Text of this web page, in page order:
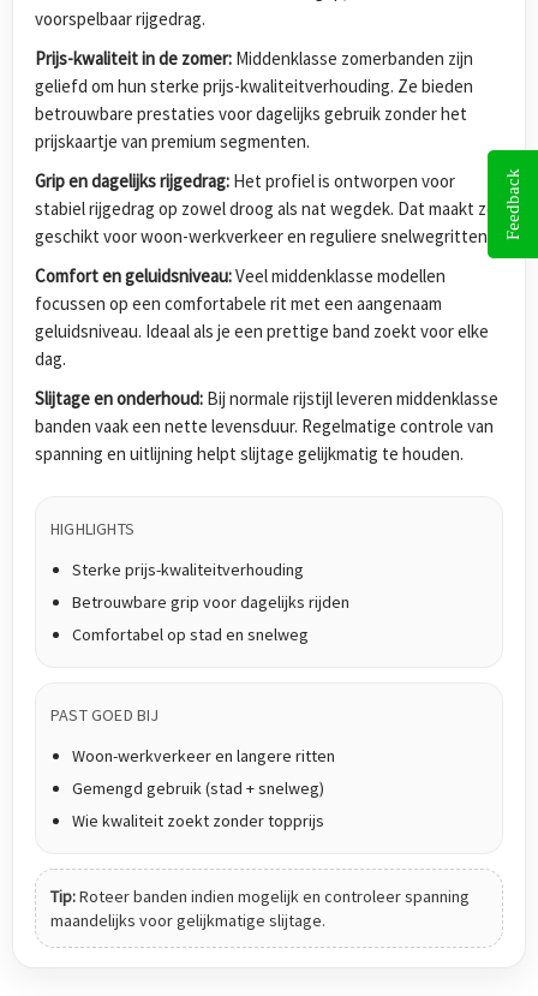
voorspelbaar rijgedrag.
Prijs-kwaliteit in de zomer: Middenklasse zomerbanden zijn
geliefd om hun sterke prijs-kwaliteitverhouding. Ze bieden
betrouwbare prestaties voor dagelijks gebruik zonder het
prijskaartje van premium segmenten.
Grip en dagelijks rijgedrag: Het profiel is ontworpen voor
stabiel rijgedrag op zowel droog als nat wegdek. Dat maakt ze
geschikt voor woon-werkverkeer en reguliere snelwegritten.
Comfort en geluidsniveau:Veel middenklasse modellen
focussen op een comfortabele rit met een aangenaam
geluidsniveau. Ideaal als je een prettige band zoekt voor elke
dag.
Slijtage en onderhoud: Bij normale rijstijl leveren middenklasse
banden vaak een nette levensduur. Regelmatige controle van
spanning en uitlijning helpt slijtage gelijkmatig te houden.
HIGHLIGHTS
Sterke prijs-kwaliteitverhouding
Betrouwbare grip voor dagelijks rijden
Comfortabel op stad en snelweg
PAST GOED BIJ
Woon-werkverkeer en langere ritten
Gemengd gebruik (stad + snelweg)
Wie kwaliteit zoekt zonder topprijs
Tip:Roteer banden indien mogelijk en controleer spanning
maandelijks voor gelijkmatige slijtage.
Feedback